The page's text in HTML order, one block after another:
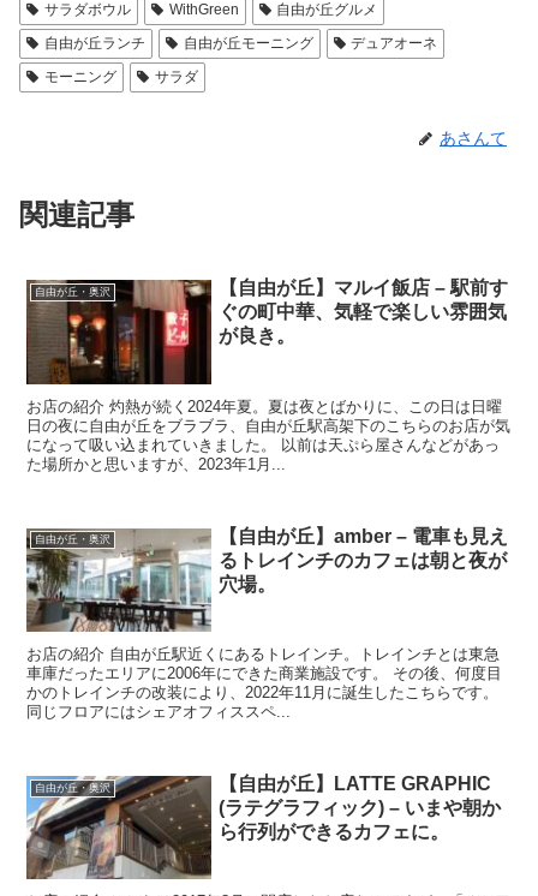
サラダボウル WithGreen
自由が丘グルメ
自由が丘ランチ
自由が丘モーニング
デュアオーネ
モーニング
サラダ
あさんて
関連記事
自由が丘・奥沢
【自由が丘】マルイ飯店 – 駅前す
ぐの町中華、気軽で楽しい雰囲気
が良き。
お店の紹介 灼熱が続く2024年夏。夏は夜とばかりに、この日は日曜
日の夜に自由が丘をブラブラ、自由が丘駅高架下のこちらのお店が気
になって吸い込まれていきました。 以前は天ぷら屋さんなどがあっ
た場所かと思いますが、2023年1月...
自由が丘・奥沢
【自由が丘】amber – 電車も見え
るトレインチのカフェは朝と夜が
穴場。
お店の紹介 自由が丘駅近くにあるトレインチ。トレインチとは東急
車庫だったエリアに2006年にできた商業施設です。 その後、何度目
かのトレインチの改装により、2022年11月に誕生したこちらです。
同じフロアにはシェアオフィススペ...
自由が丘・奥沢
【自由が丘】LATTE GRAPHIC
(ラテグラフィック) – いまや朝か
ら行列ができるカフェに。